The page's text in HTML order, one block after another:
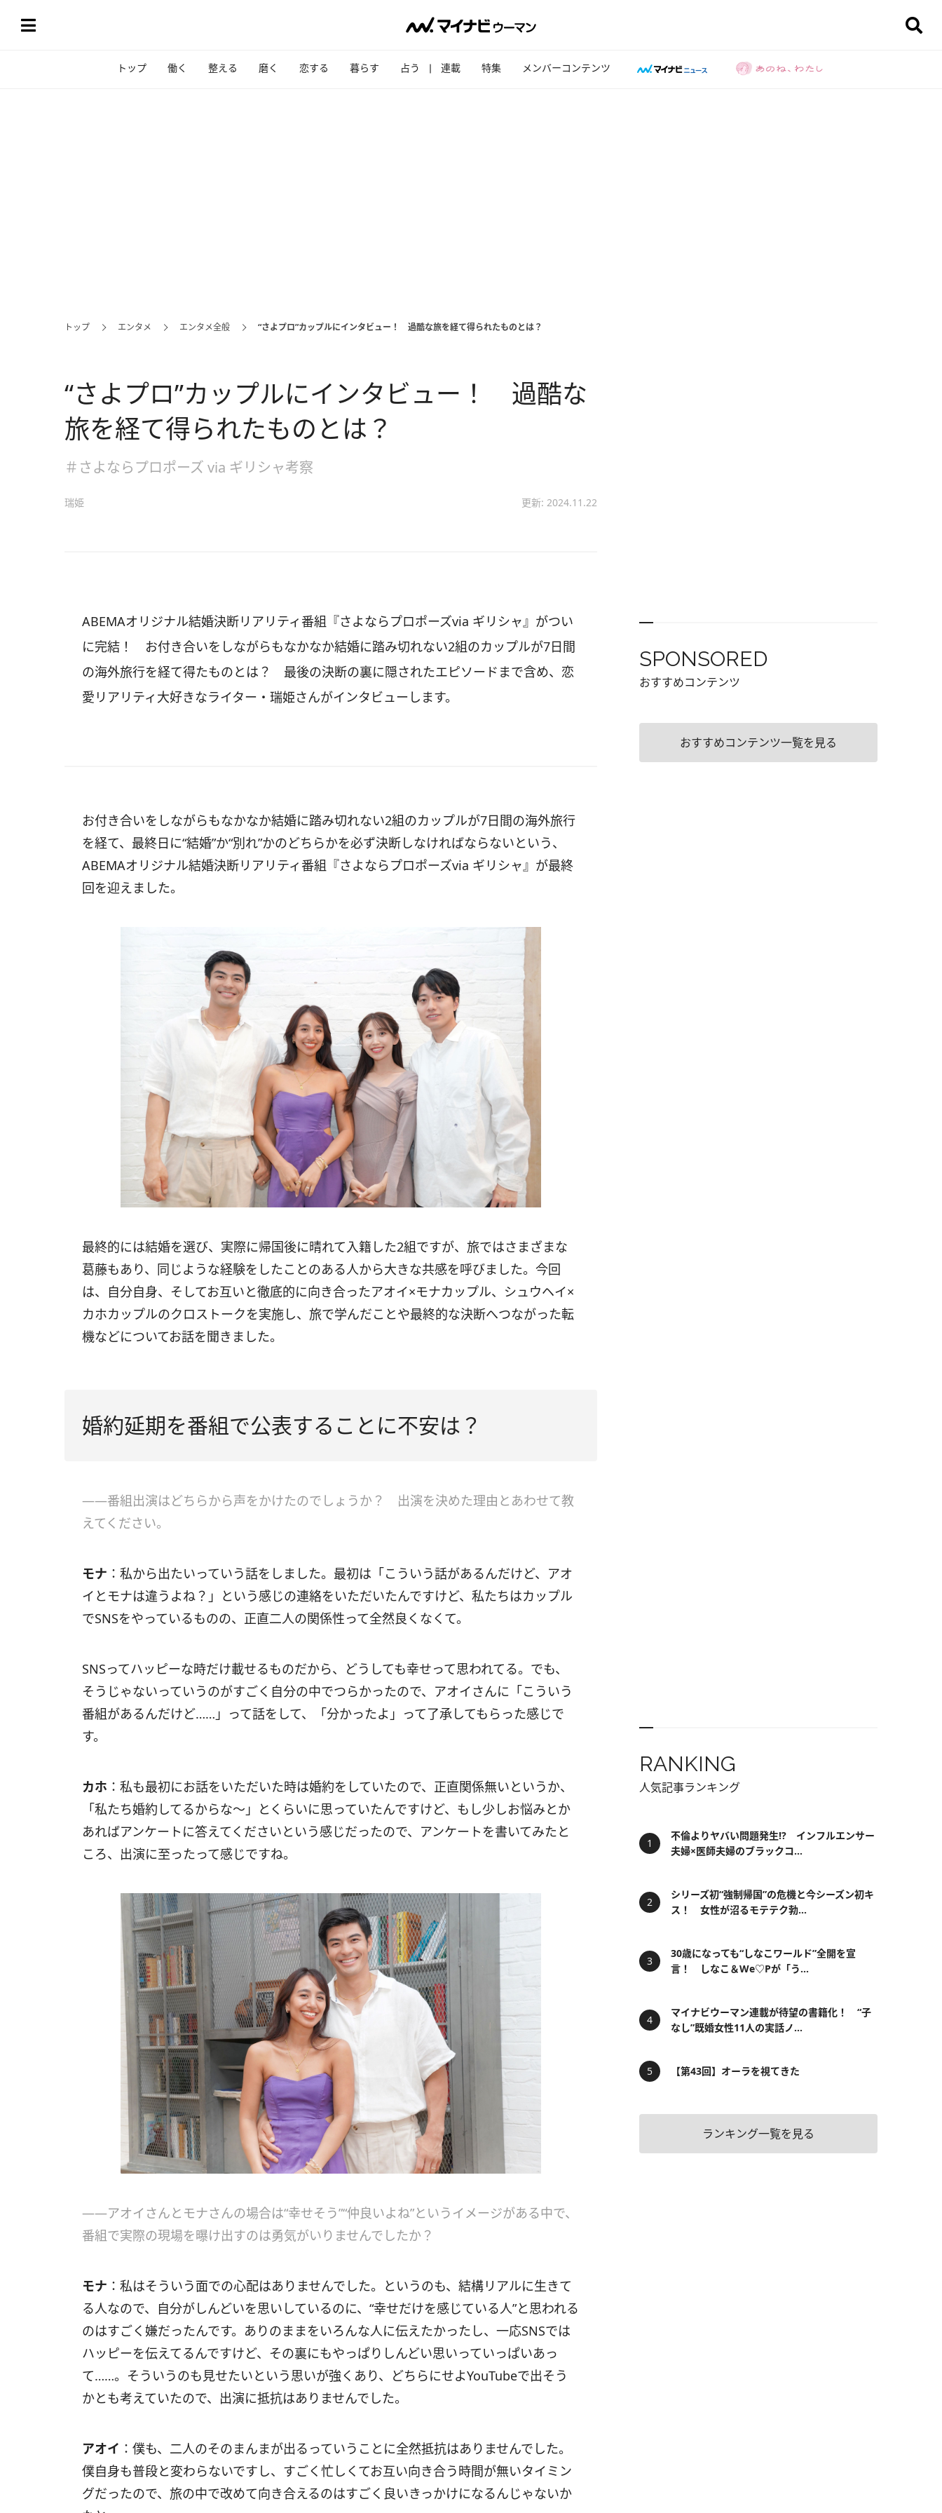
トップ 働く 整える 磨く 恋する 暮らす 占う 連載 特集 メンバーコンテンツ
トップ エンタメ エンタメ全般 “さよプロ”カップルにインタビュー！ 過酷な旅を経て得られたものとは？
“さよプロ”カップルにインタビュー！ 過酷な
旅を経て得られたものとは？
＃さよならプロポーズ via ギリシャ考察
瑞姫 更新: 2024.11.22
ABEMAオリジナル結婚決断リアリティ番組『さよならプロポーズvia ギリシャ』がつい
に完結！ お付き合いをしながらもなかなか結婚に踏み切れない2組のカップルが7日間
の海外旅行を経て得たものとは？ 最後の決断の裏に隠されたエピソードまで含め、恋
愛リアリティ大好きなライター・瑞姫さんがインタビューします。
お付き合いをしながらもなかなか結婚に踏み切れない2組のカップルが7日間の海外旅行
を経て、最終日に“結婚”か“別れ”かのどちらかを必ず決断しなければならないという、
ABEMAオリジナル結婚決断リアリティ番組『さよならプロポーズvia ギリシャ』が最終
回を迎えました。
最終的には結婚を選び、実際に帰国後に晴れて入籍した2組ですが、旅ではさまざまな
葛藤もあり、同じような経験をしたことのある人から大きな共感を呼びました。今回
は、自分自身、そしてお互いと徹底的に向き合ったアオイ×モナカップル、シュウヘイ×
カホカップルのクロストークを実施し、旅で学んだことや最終的な決断へつながった転
機などについてお話を聞きました。
婚約延期を番組で公表することに不安は？
――番組出演はどちらから声をかけたのでしょうか？ 出演を決めた理由とあわせて教
えてください。
モナ ：私から出たいっていう話をしました。最初は「こういう話があるんだけど、アオ
イとモナは違うよね？」という感じの連絡をいただいたんですけど、私たちはカップル
でSNSをやっているものの、正直二人の関係性って全然良くなくて。
SNSってハッピーな時だけ載せるものだから、どうしても幸せって思われてる。でも、
そうじゃないっていうのがすごく自分の中でつらかったので、アオイさんに「こういう
番組があるんだけど……」って話をして、「分かったよ」って了承してもらった感じで
す。
カホ ：私も最初にお話をいただいた時は婚約をしていたので、正直関係無いというか、
「私たち婚約してるからな〜」とくらいに思っていたんですけど、もし少しお悩みとか
あればアンケートに答えてくださいという感じだったので、アンケートを書いてみたと
ころ、出演に至ったって感じですね。
――アオイさんとモナさんの場合は“幸せそう”“仲良いよね”というイメージがある中で、
番組で実際の現場を曝け出すのは勇気がいりませんでしたか？
モナ ：私はそういう面での心配はありませんでした。というのも、結構リアルに生きて
る人なので、自分がしんどいを思いしているのに、“幸せだけを感じている人”と思われる
のはすごく嫌だったんです。ありのままをいろんな人に伝えたかったし、一応SNSでは
ハッピーを伝えてるんですけど、その裏にもやっぱりしんどい思いっていっぱいあっ
て……。そういうのも見せたいという思いが強くあり、どちらにせよYouTubeで出そう
かとも考えていたので、出演に抵抗はありませんでした。
アオイ ：僕も、二人のそのまんまが出るっていうことに全然抵抗はありませんでした。
僕自身も普段と変わらないですし、すごく忙しくてお互い向き合う時間が無いタイミン
グだったので、旅の中で改めて向き合えるのはすごく良いきっかけになるんじゃないか
SPONSORED
おすすめコンテンツ
おすすめコンテンツ一覧を見る
RANKING
人気記事ランキング
不倫よりヤバい問題発生!? インフルエンサー
夫婦×医師夫婦のブラックコ...
シリーズ初“強制帰国”の危機と今シーズン初キ
ス！ 女性が沼るモテテク勃...
30歳になっても“しなこワールド”全開を宣
言！ しなこ＆We♡Pが「う...
マイナビウーマン連載が待望の書籍化！ “子
なし”既婚女性11人の実話ノ...
【第43回】オーラを視てきた
ランキング一覧を見る